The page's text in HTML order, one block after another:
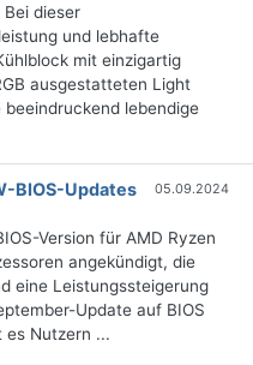
dieser
und lebhafte
mit einzigartig
ausgestatteten Light
lebendige
BIOS-Updates
05.09.2024
Version für AMD Ryzen
angekündigt, die
eine Leistungssteigerung
Update auf BIOS
es Nutzern ...